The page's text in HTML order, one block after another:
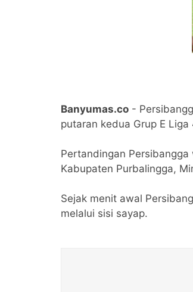
Banyumas.co -
putaran kedua Grup E
Pertandingan
Kabupaten Purbalingga,
Sejak menit awal
melalui sisi sayap.